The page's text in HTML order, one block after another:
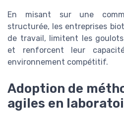
En misant sur une
structurée, les entreprises
de travail, limitent les
et renforcent leur
environnement compétitif.
Adoption de
agiles en